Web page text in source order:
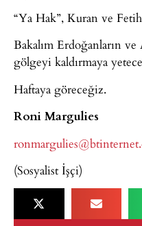
“Ya Hak”, Kuran ve
Bakalım Erdoğanların
gölgeyi kaldırmaya
Haftaya göreceğiz.
Roni Margulies
(Sosyalist İşçi)